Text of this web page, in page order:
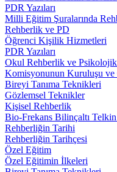
PDR Yazıları
Milli Eğitim Şuralarında
Rehberlik ve PD
Öğrenci Kişilik Hizmetleri
PDR Yazıları
Okul Rehberlik ve
Komisyonunun Kuruluşu ve
Bireyi Tanıma Teknikleri
Gözlemsel Teknikler
Kişisel Rehberlik
Bio-Frekans Bilinçaltı
Rehberliğin Tarihi
Rehberliğin Tarihçesi
Özel Eğitim
Özel Eğitimin İlkeleri